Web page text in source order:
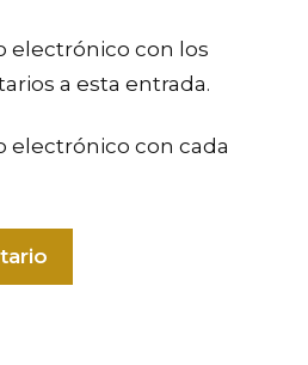
electrónico con los
a esta entrada.
electrónico con cada